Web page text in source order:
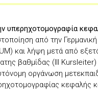
υπερηχοτομογραφία
από την Γερμανική
και λήψη μετά από
βαθμίδας (III
οργάνωση
κεφαλής